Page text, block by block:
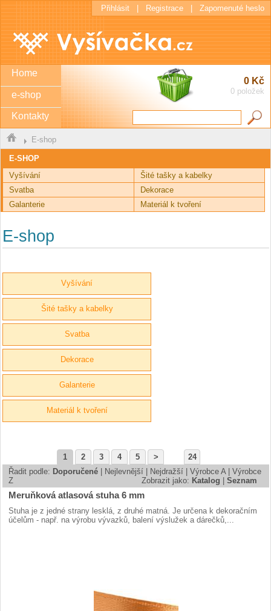
0 Kč
0 položek
Přihlásit Registrace Zapomenuté heslo
Home
e-shop
Kontakty
E-shop
E-SHOP
Vyšívání
Šité tašky a kabelky
Svatba
Dekorace
Galanterie
Materiál k tvoření
E-shop
Vyšívání
Šité tašky a kabelky
Svatba
Dekorace
Galanterie
Materiál k tvoření
1 2 3 4 5 >
24
Řadit podle: Doporučené Nejlevnější Nejdražší Výrobce A| Výrobce
Z
Zobrazit jako: Katalog Seznam
Meruňková atlasová stuha 6 mm
Stuha je z jedné strany lesklá, z druhé matná. Je určena k dekoračním
účelům - např. na výrobu vývazků, balení výslužek a dárečků,...